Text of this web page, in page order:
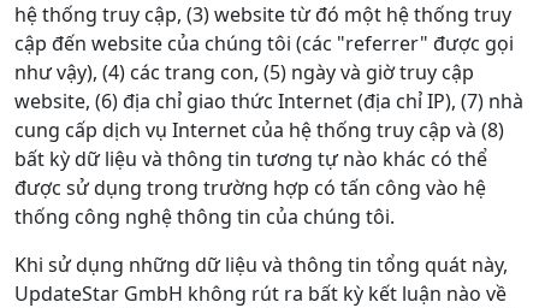
hệ thống truy cập, (3) website từ đó một hệ thống truy
cập đến website của chúng tôi (các "referrer" được gọi
như vậy), (4) các trang con, (5) ngày và giờ truy cập
website, (6) địa chỉ giao thức Internet (địa chỉ IP), (7) nhà
cung cấp dịch vụ Internet của hệ thống truy cập và (8)
bất kỳ dữ liệu và thông tin tương tự nào khác có thể
được sử dụng trong trường hợp có tấn công vào hệ
thống công nghệ thông tin của chúng tôi.
Khi sử dụng những dữ liệu và thông tin tổng quát này,
UpdateStar GmbH không rút ra bất kỳ kết luận nào về